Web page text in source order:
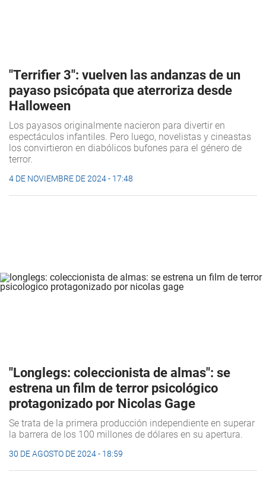
"Terrifier 3": vuelven las andanzas de un
payaso psicópata que aterroriza desde
Halloween
Los payasos originalmente nacieron para divertir en
espectáculos infantiles. Pero luego, novelistas y cineastas
los convirtieron en diabólicos bufones para el género de
terror.
4 DE NOVIEMBRE DE 2024 - 17:48
"Longlegs: coleccionista de almas": se
estrena un film de terror psicológico
protagonizado por Nicolas Gage
Se trata de la primera producción independiente en superar
la barrera de los 100 millones de dólares en su apertura.
30 DE AGOSTO DE 2024 - 18:59